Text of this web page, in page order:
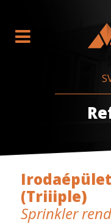
(Triiiple)
Sprinkler